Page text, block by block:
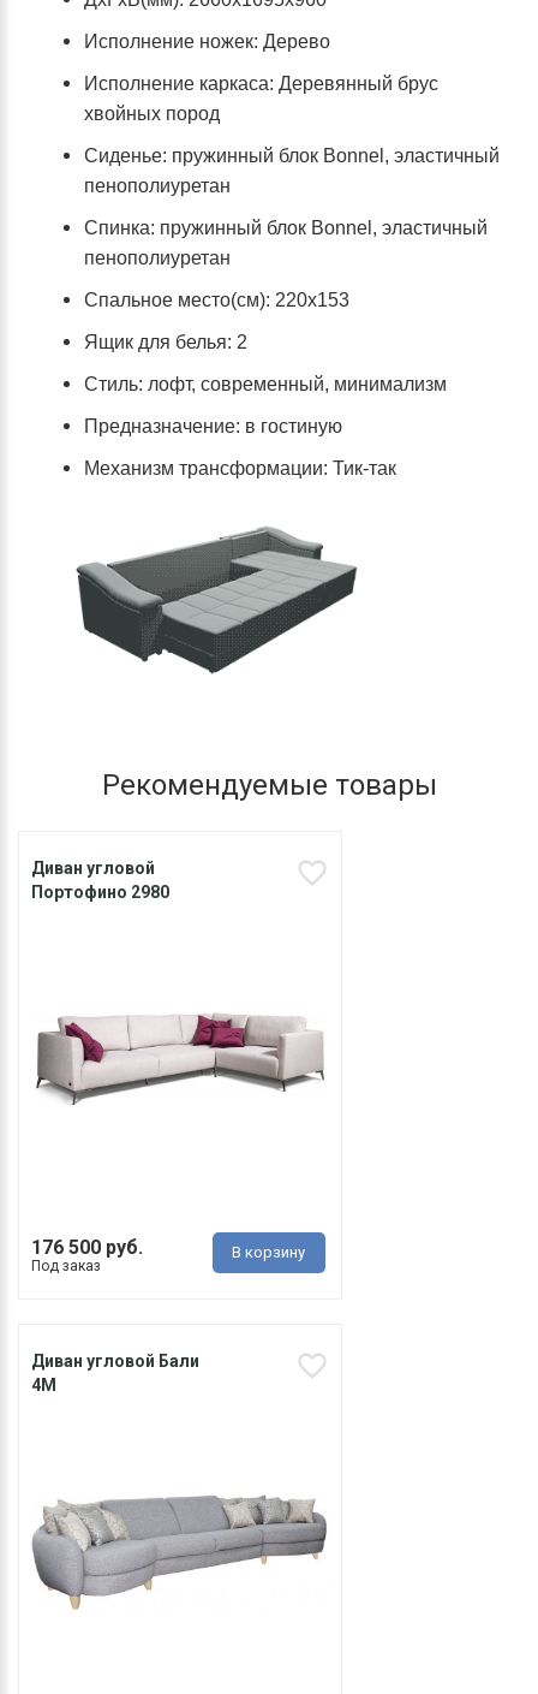
Исполнение ножек: Дерево
Исполнение каркаса: Деревянный брус
хвойных пород
Сиденье: пружинный блок Bonnel, эластичный
пенополиуретан
Спинка: пружинный блок Bonnel, эластичный
пенополиуретан
Спальное место(см): 220х153
Ящик для белья: 2
Стиль: лофт, современный, минимализм
Предназначение: в гостиную
Механизм трансформации: Тик-так
Рекомендуемые товары
Диван угловой
Портофино 2980
176 500 руб.
Под заказ
В корзину
Диван угловой Бали
4М